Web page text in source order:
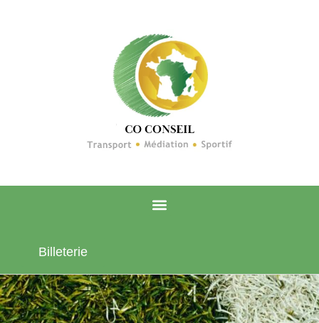
Billeterie